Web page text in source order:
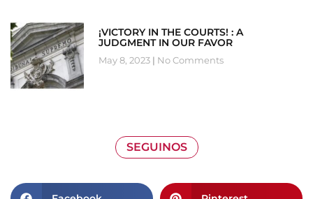
¡VICTORY IN THE COURTS! : A
JUDGMENT IN OUR FAVOR
May 8, 2023 No Comments
SEGUINOS